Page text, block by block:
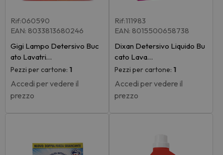
Rif:060590
EAN: 8033813680246
Gigi Lampo Detersivo Buc
ato Lavatri…
Pezzi per cartone: 1
Accedi per vedere il
prezzo
Rif:111983
EAN: 8015500658738
Dixan Detersivo Liquido Bu
cato Lava…
Pezzi per cartone: 1
Accedi per vedere il
prezzo